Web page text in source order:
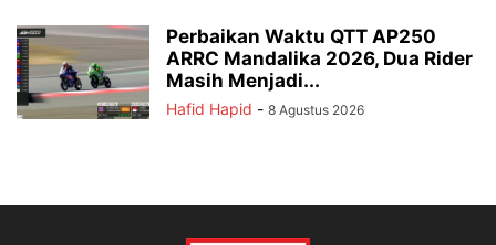
Perbaikan Waktu QTT AP250
ARRC Mandalika 2026, Dua Rider
Masih Menjadi...
Hafid Hapid - 8 Agustus 2026